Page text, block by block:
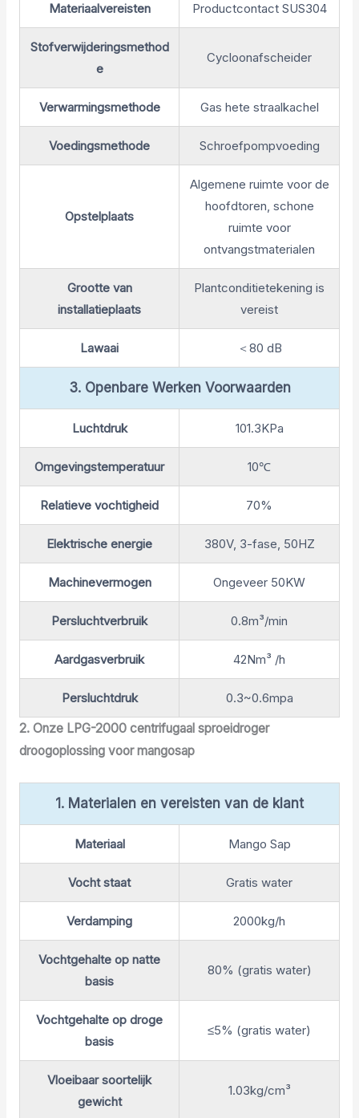
Materiaalvereisten Productcontact SUS304
Stofverwijderingsmethod
e
Cycloonafscheider
Verwarmingsmethode Gas hete straalkachel
Voedingsmethode Schroefpompvoeding
Opstelplaats
Algemene ruimte voor de
hoofdtoren, schone
ruimte voor
ontvangstmaterialen
Grootte van
installatieplaats
Plantconditietekening is
vereist
Lawaai ＜80 dB
3. Openbare Werken Voorwaarden
Luchtdruk 101.3KPa
Omgevingstemperatuur 10℃
Relatieve vochtigheid 70%
Elektrische energie 380V, 3-fase, 50HZ
Machinevermogen Ongeveer 50KW
Persluchtverbruik 0.8m³/min
Aardgasverbruik 42Nm³ /h
Persluchtdruk
0.3~0.6mpa
2. Onze LPG-2000 centrifugaal sproeidroger
droogoplossing voor mangosap
1. Materialen en vereisten van de klant
Materiaal Mango Sap
Vocht staat Gratis water
Verdamping 2000kg/h
Vochtgehalte op natte
basis
80% (gratis water)
Vochtgehalte op droge
basis
≤5% (gratis water)
Vloeibaar soortelijk
gewicht
1.03kg/cm³